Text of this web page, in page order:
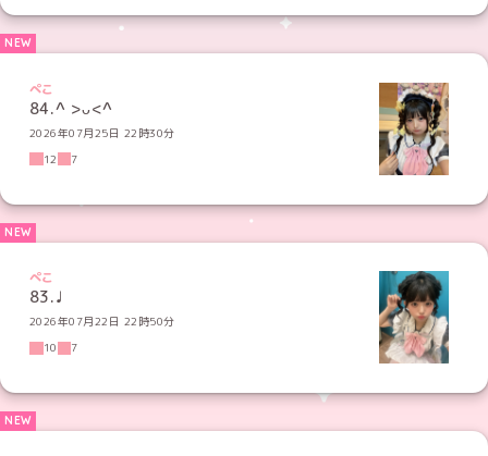
ぺこ
84.^ >ᴗ<^
2026年07月25日 22時30分
12
7
ぺこ
83.♩
2026年07月22日 22時50分
10
7